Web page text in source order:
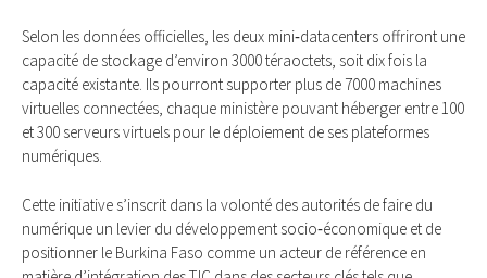
Selon les données officielles, les deux mini‑datacenters offriront une
capacité de stockage d’environ 3000 téraoctets, soit dix fois la
capacité existante. Ils pourront supporter plus de 7000 machines
virtuelles connectées, chaque ministère pouvant héberger entre 100
et 300 serveurs virtuels pour le déploiement de ses plateformes
numériques.
Cette initiative s’inscrit dans la volonté des autorités de faire du
numérique un levier du développement socio‑économique et de
positionner le Burkina Faso comme un acteur de référence en